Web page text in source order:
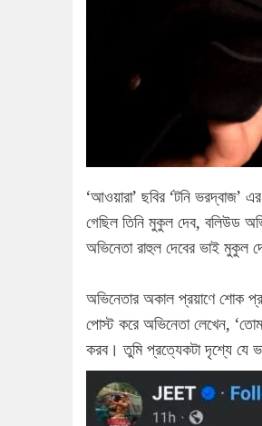
‘আওয়ারা’ ছবির ‘টনি ভরদ্বাজ’
গেছিল তিনি মুকুল দেব, বলিউড
অভিনেতা রাহুল দেবের ভাই মুকুল
অভিনেতার অকাল প্রয়াণে শোক
পোস্ট করে অভিনেতা লেখেন,
করব। তুমি প্রত্যেকটা দৃশ্যে যে